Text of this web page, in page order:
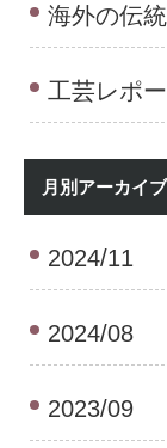
海外の伝
工芸レポー
月別アーカイ
2024/11
2024/08
2023/09